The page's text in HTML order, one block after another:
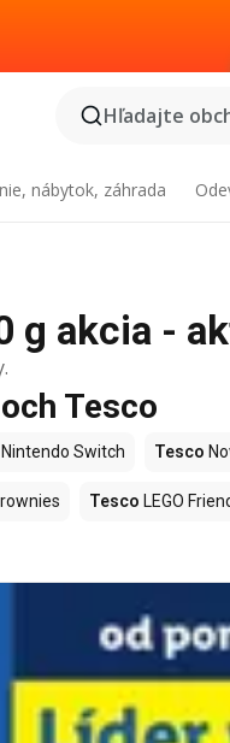
Hľadajte
nábytok, záhrada
g akcia -
Tesco
Nintendo Switch Tesco
Tesco LEGO